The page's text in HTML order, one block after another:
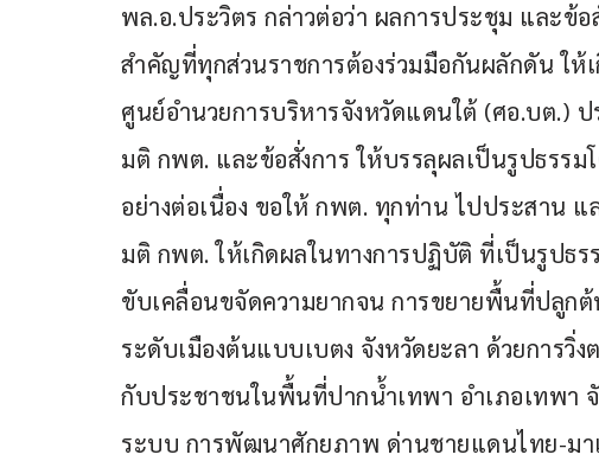
พล.อ.ประวิตร กล่าวต่อว่า ผลการประชุม และข้
สำคัญที่ทุกส่วนราชการต้องร่วมมือกันผลักดัน ให้
ศูนย์อำนวยการบริหารจังหวัดแดนใต้ (ศอ.บต.) ป
มติ กพต. และข้อสั่งการ ให้บรรลุผลเป็นรูปธรรม
อย่างต่อเนื่อง ​ขอให้ กพต. ทุกท่าน ไปประสาน
มติ กพต. ให้เกิดผลในทางการปฏิบัติ ที่เป็นรูปธ
ขับเคลื่อนขจัดความยากจน การขยายพื้นที่ปลูกต้
ระดับเมืองต้นแบบเบตง จังหวัดยะลา ด้วยการ
กับประชาชนในพื้นที่ปากน้ำเทพา อำเภอเทพา
ระบบ การพัฒนาศักยภาพ ด่านชายแดนไทย-มาเ